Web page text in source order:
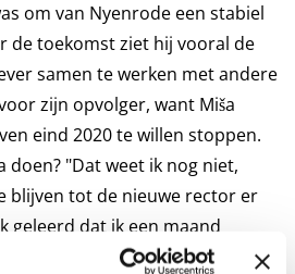
om van Nyenrode een stabiel
de toekomst ziet hij vooral de
samen te werken met andere
zijn opvolger, want Miša
eind 2020 te willen stoppen.
doen? "Dat weet ik nog niet,
blijven tot de nieuwe rector er
geleerd dat ik een maand
En wat wil jij deze groep